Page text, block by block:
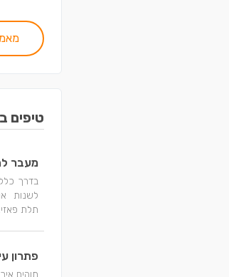
טיפים
מעבר
בדרך
לשנות
תלת
פתרון
תוהים